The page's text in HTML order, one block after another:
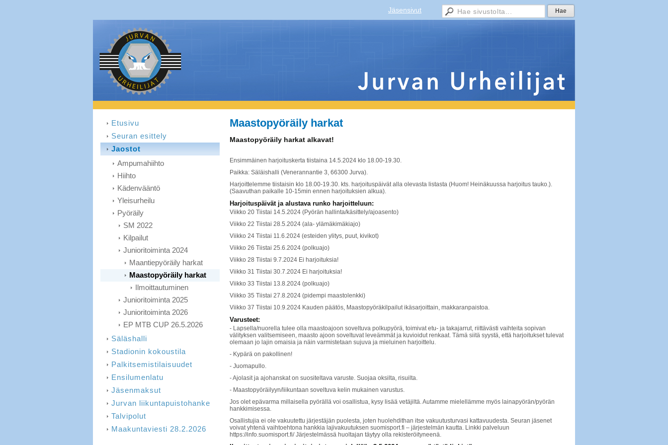
Jäsensivut
Maastopyöräily harkat
Maastopyöräily harkat alkavat!
Ensimmäinen harjoituskerta tiistaina 14.5.2024 klo 18.00-19.30.
Paikka: Säläishalli (Venerannantie 3, 66300 Jurva).
Harjoittelemme tiistaisin klo 18.00-19.30. kts. harjoituspäivät alla olevasta listasta (Huom! Heinäkuussa harjoitus tauko.).
(Saavuthan paikalle 10-15min ennen harjoituksien alkua).
Harjoituspäivät ja alustava runko harjoitteluun:
Viikko 20 Tiistai 14.5.2024 (Pyörän hallinta/käsittely/ajoasento)
Viikko 22 Tiistai 28.5.2024 (ala- ylämäkimäkiajo)
Viikko 24 Tiistai 11.6.2024 (esteiden ylitys, puut, kivikot)
Viikko 26 Tiistai 25.6.2024 (polkuajo)
Viikko 28 Tiistai 9.7.2024 Ei harjoituksia!
Viikko 31 Tiistai 30.7.2024 Ei harjoituksia!
Viikko 33 Tiistai 13.8.2024 (polkuajo)
Viikko 35 Tiistai 27.8.2024 (pidempi maastolenkki)
Viikko 37 Tiistai 10.9.2024 Kauden päätös, Maastopyöräkilpailut ikäsarjoittain, makkaranpaistoa.
Varusteet:
- Lapsella/nuorella tulee olla maastoajoon soveltuva polkupyörä, toimivat etu- ja takajarrut, riittävästi vaihteita sopivan
välityksen valitsemiseen, maasto ajoon soveltuvat leveämmät ja kuvioidut renkaat. Tämä siitä syystä, että harjoitukset tulevat
olemaan jo lajin omaisia ja näin varmistetaan sujuva ja mieluinen harjoittelu.
- Kypärä on pakollinen!
- Juomapullo.
- Ajolasit ja ajohanskat on suositeltava varuste. Suojaa oksilta, risuilta.
- Maastopyöräilyyn/liikuntaan soveltuva kelin mukainen varustus.
Jos olet epävarma millaisella pyörällä voi osallistua, kysy lisää vetäjiltä. Autamme mielellämme myös lainapyörän/pyörän
hankkimisessa.
Osallistujia ei ole vakuutettu järjestäjän puolesta, joten huolehdithan itse vakuutusturvasi kattavuudesta. Seuran jäsenet
voivat yhtenä vaihtoehtona hankkia lajivakuutuksen suomisport.fi – järjestelmän kautta. Linkki palveluun
https://info.suomisport.fi/ Järjestelmässä huoltajan täytyy olla rekisteröityneenä.
Etusivu
Seuran esittely
Jaostot
Ampumahiihto
Hiihto
Kädenvääntö
Yleisurheilu
Pyöräily
SM 2022
Kilpailut
Junioritoiminta 2024
Maantiepyöräily harkat
Maastopyöräily harkat
Ilmoittautuminen
Junioritoiminta 2025
Junioritoiminta 2026
EP MTB CUP 26.5.2026
Säläshalli
Stadionin kokoustila
Palkitsemistilaisuudet
Ensilumenlatu
Jäsenmaksut
Jurvan liikuntapuistohanke
Talvipolut
Maakuntaviesti 28.2.2026